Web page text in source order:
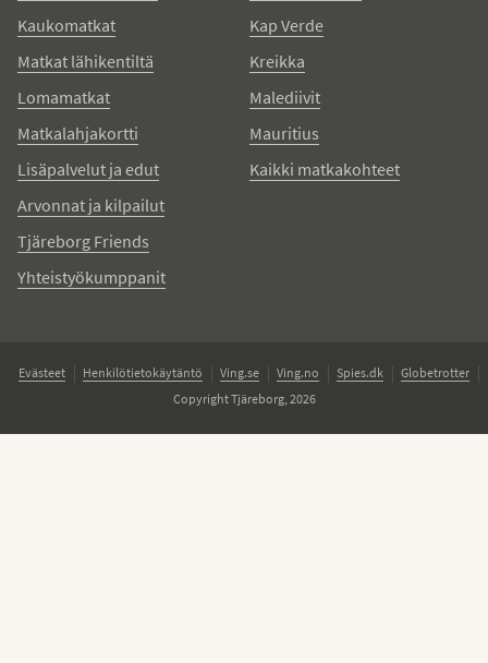
Kaukomatkat
Matkat lähikentiltä
Lomamatkat
Matkalahjakortti
Lisäpalvelut ja edut
Arvonnat ja kilpailut
Tjäreborg Friends
Yhteistyökumppanit
Kap Verde
Kreikka
Malediivit
Mauritius
Kaikki matkakohteet
Evästeet Henkilötietokäytäntö Ving.se Ving.no Spies.dk
Globetrotter
Copyright Tjäreborg, 2026